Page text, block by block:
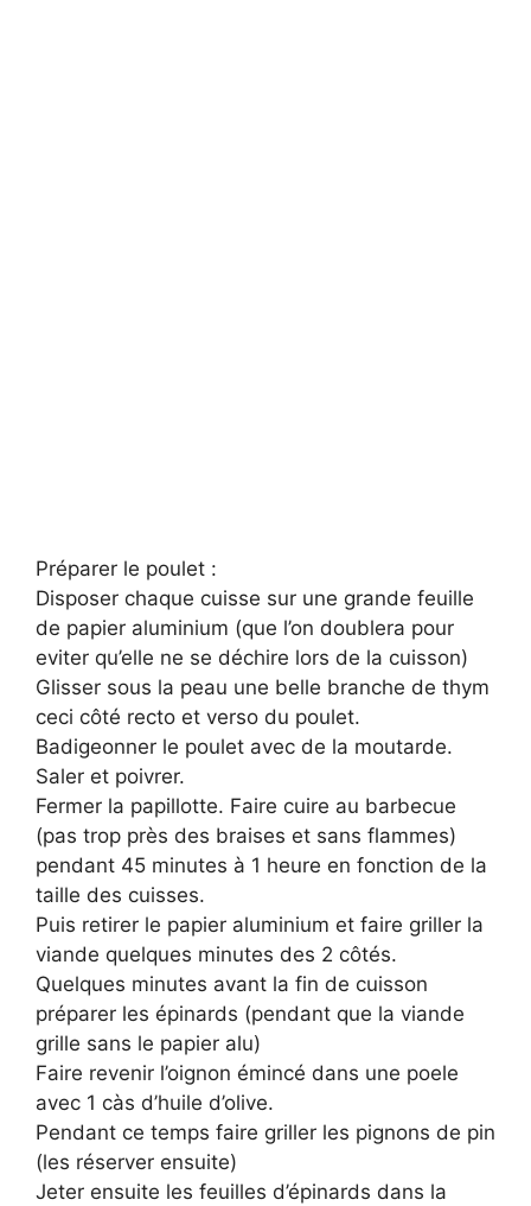
Préparer le poulet :
Disposer chaque cuisse sur une grande feuille
de papier aluminium (que l’on doublera pour
eviter qu’elle ne se déchire lors de la cuisson)
Glisser sous la peau une belle branche de thym
ceci côté recto et verso du poulet.
Badigeonner le poulet avec de la moutarde.
Saler et poivrer.
Fermer la papillotte. Faire cuire au barbecue
(pas trop près des braises et sans flammes)
pendant 45 minutes à 1 heure en fonction de la
taille des cuisses.
Puis retirer le papier aluminium et faire griller la
viande quelques minutes des 2 côtés.
Quelques minutes avant la fin de cuisson
préparer les épinards (pendant que la viande
grille sans le papier alu)
Faire revenir l’oignon émincé dans une poele
avec 1 càs d’huile d’olive.
Pendant ce temps faire griller les pignons de pin
(les réserver ensuite)
Jeter ensuite les feuilles d’épinards dans la